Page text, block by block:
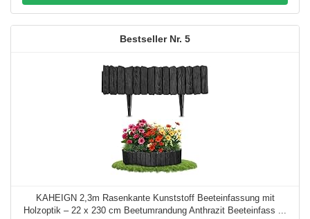
5
KAHEIGN 2,3m Rasenkante Kunststoff Beeteinfassung mit
Holzoptik – 22 x 230 cm Beetumrandung Anthrazit Beeteinfass ...